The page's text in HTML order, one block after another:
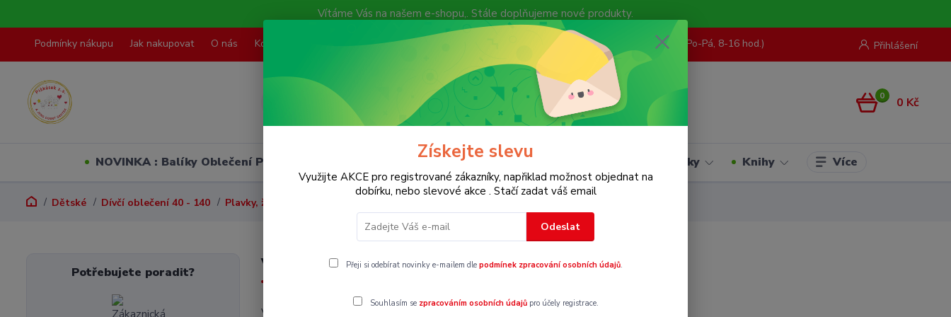
Vítáme Vás na našem e-shopu,. Stále doplňujeme nové produkty.
Podmínky nákupu Jak nakupovat O nás Kontakty Přihlášení
Hledat
Nevíte si rady? Zavolejte. + 420 773 967 062 (Po-Pá, 8-16 hod.)
0 0 Kč
NOVINKA : Balíky Oblečení PO VELIKOSTECH Dětské Dámské Hračky Knihy Více
Dětské Dívčí oblečení 40 - 140 Plavky, župany
Vel. 44
V této kategorii nebylo nalezeno žádné zboží.
Potřebujete poradit?
Získejte slevu
Využijte AKCE pro registrované zákazníky, napřiklad možnost objednat na
dobírku, nebo slevové akce . Stačí zadat váš email
Odeslat
Přeji si odebírat novinky e-mailem dle podmínek zpracování osobních údajů.
Souhlasím se zpracováním osobních údajůpro účely registrace.